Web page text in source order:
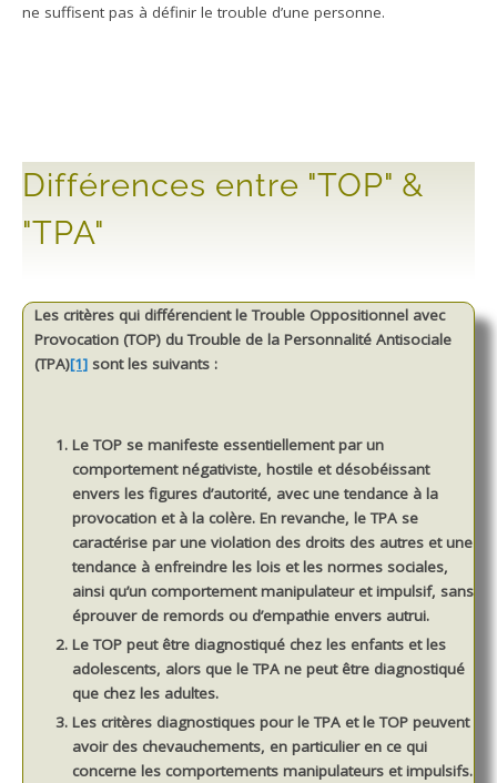
ne suffisent pas à définir le trouble d’une personne.
Différences entre "TOP" &
"TPA"
Les critères qui différencient le Trouble Oppositionnel avec
Provocation (TOP) du Trouble de la Personnalité Antisociale
(TPA)[1] sont les suivants :
Le TOP se manifeste essentiellement par un
comportement négativiste, hostile et désobéissant
envers les figures d’autorité, avec une tendance à la
provocation et à la colère. En revanche, le TPA se
caractérise par une violation des droits des autres et une
tendance à enfreindre les lois et les normes sociales,
ainsi qu’un comportement manipulateur et impulsif, sans
éprouver de remords ou d’empathie envers autrui.
Le TOP peut être diagnostiqué chez les enfants et les
adolescents, alors que le TPA ne peut être diagnostiqué
que chez les adultes.
Les critères diagnostiques pour le TPA et le TOP peuvent
avoir des chevauchements, en particulier en ce qui
concerne les comportements manipulateurs et impulsifs.